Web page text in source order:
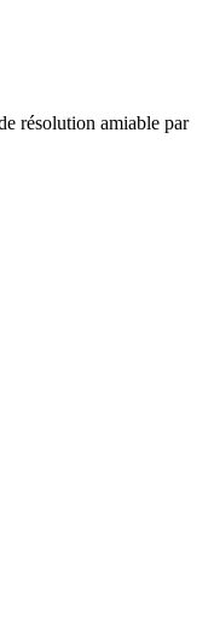
résolution amiable par